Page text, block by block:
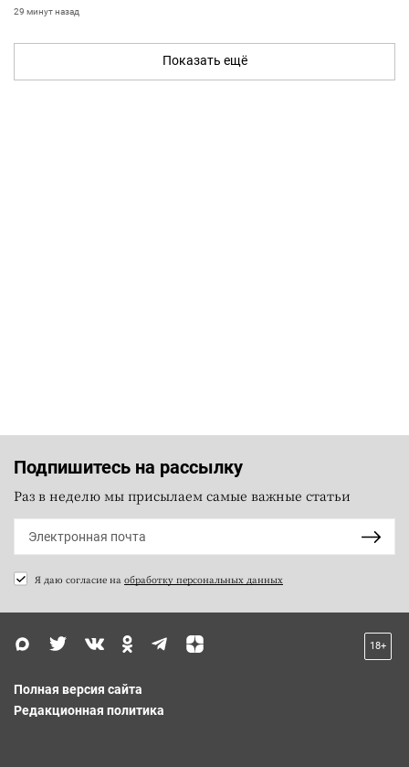
29 минут назад
Показать ещё
Подпишитесь на рассылку
Раз в неделю мы присылаем самые важные статьи
Я даю согласие на обработку персональных данных
18+
Полная версия сайта
Редакционная политика